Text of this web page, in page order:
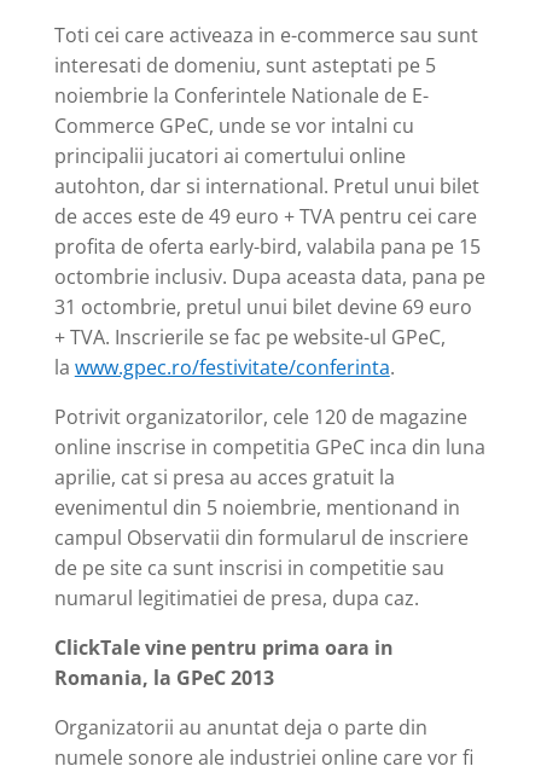
Toti cei care activeaza in e-commerce sau sunt
interesati de domeniu, sunt asteptati pe 5
noiembrie la Conferintele Nationale de E-
Commerce GPeC, unde se vor intalni cu
principalii jucatori ai comertului online
autohton, dar si international. Pretul unui bilet
de acces este de 49 euro + TVA pentru cei care
profita de oferta early-bird, valabila pana pe 15
octombrie inclusiv. Dupa aceasta data, pana pe
31 octombrie, pretul unui bilet devine 69 euro
+ TVA. Inscrierile se fac pe website-ul GPeC,
la www.gpec.ro/festivitate/conferinta.
Potrivit organizatorilor, cele 120 de magazine
online inscrise in competitia GPeC inca din luna
aprilie, cat si presa au acces gratuit la
evenimentul din 5 noiembrie, mentionand in
campul Observatii din formularul de inscriere
de pe site ca sunt inscrisi in competitie sau
numarul legitimatiei de presa, dupa caz.
ClickTale vine pentru prima oara in
Romania, la GPeC 2013
Organizatorii au anuntat deja o parte din
numele sonore ale industriei online care vor fi